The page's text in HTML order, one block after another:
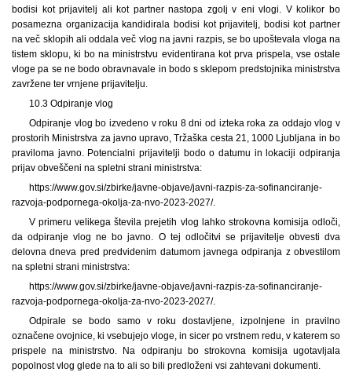
bodisi kot prijavitelj ali kot partner nastopa zgolj v eni vlogi. V kolikor bo
posamezna organizacija kandidirala bodisi kot prijavitelj, bodisi kot partner
na več sklopih ali oddala več vlog na javni razpis, se bo upoštevala vloga na
tistem sklopu, ki bo na ministrstvu evidentirana kot prva prispela, vse ostale
vloge pa se ne bodo obravnavale in bodo s sklepom predstojnika ministrstva
zavržene ter vrnjene prijavitelju.
10.3 Odpiranje vlog
Odpiranje vlog bo izvedeno v roku 8 dni od izteka roka za oddajo vlog v
prostorih Ministrstva za javno upravo, Tržaška cesta 21, 1000 Ljubljana in bo
praviloma javno. Potencialni prijavitelji bodo o datumu in lokaciji odpiranja
prijav obveščeni na spletni strani ministrstva:
https://www.gov.si/zbirke/javne-objave/javni-razpis-za-sofinanciranje-
razvoja-podpornega-okolja-za-nvo-2023-2027/.
V primeru velikega števila prejetih vlog lahko strokovna komisija odloči,
da odpiranje vlog ne bo javno. O tej odločitvi se prijavitelje obvesti dva
delovna dneva pred predvidenim datumom javnega odpiranja z obvestilom
na spletni strani ministrstva:
https://www.gov.si/zbirke/javne-objave/javni-razpis-za-sofinanciranje-
razvoja-podpornega-okolja-za-nvo-2023-2027/.
Odpirale se bodo samo v roku dostavljene, izpolnjene in pravilno
označene ovojnice, ki vsebujejo vloge, in sicer po vrstnem redu, v katerem so
prispele na ministrstvo. Na odpiranju bo strokovna komisija ugotavljala
popolnost vlog glede na to ali so bili predloženi vsi zahtevani dokumenti.